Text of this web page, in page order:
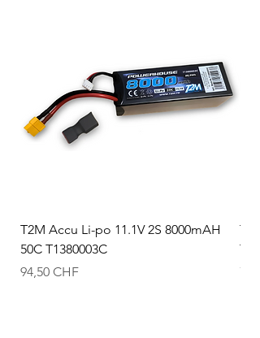
T2M Accu Li-po 11.1V 2S 8000mAH
50C T1380003C
Prix
94,50 CHF
Prix